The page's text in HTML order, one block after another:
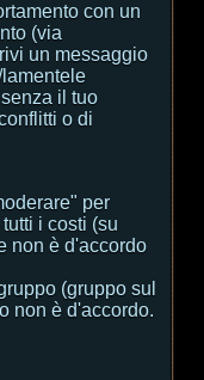
con un
(via
un messaggio
il tuo
o di
per
i costi (su
non è d'accordo
(gruppo sul
non è d'accordo.